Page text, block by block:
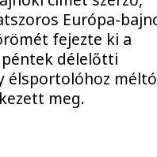
Európa-
fejezte ki a
délelőtti
élsportolóhoz
meg.